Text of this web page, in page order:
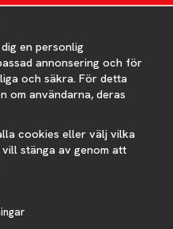
erbjudanden och
en personlig
annonsering och för
och säkra. För detta
om användarna, deras
cookies eller välj vilka
stänga av genom att